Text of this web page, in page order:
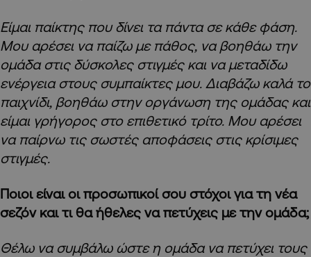
Είμαι παίκτης που δίνει τα πάντα σε κάθε φάση.
Μου αρέσει να παίζω με πάθος, να βοηθάω την
ομάδα στις δύσκολες στιγμές και να μεταδίδω
ενέργεια στους συμπαίκτες μου. Διαβάζω καλά το
παιχνίδι, βοηθάω στην οργάνωση της ομάδας και
είμαι γρήγορος στο επιθετικό τρίτο. Μου αρέσει
να παίρνω τις σωστές αποφάσεις στις κρίσιμες
στιγμές.
Ποιοι είναι οι προσωπικοί σου στόχοι για τη νέα
σεζόν και τι θα ήθελες να πετύχεις με την ομάδα;
Θέλω να συμβάλω ώστε η ομάδα να πετύχει τους